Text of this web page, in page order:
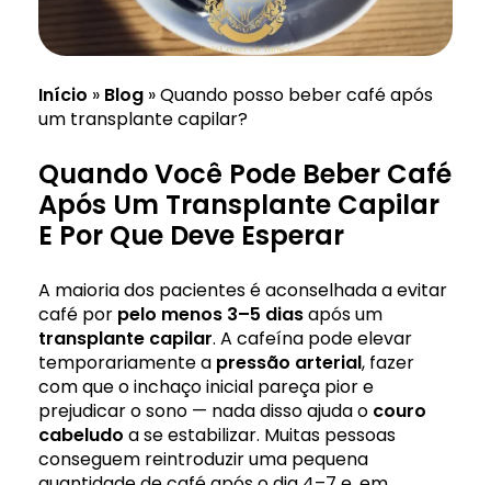
Início » Blog »Quando posso beber café após
um transplante capilar?
Quando Você Pode Beber Café
Após Um Transplante Capilar
E Por Que Deve Esperar
A maioria dos pacientes é aconselhada a evitar
café por pelo menos 3–5 diasapós um
transplante capilar. A cafeína pode elevar
temporariamente a pressão arterial, fazer
com que o inchaço inicial pareça pior e
prejudicar o sono — nada disso ajuda o couro
cabeludo a se estabilizar. Muitas pessoas
conseguem reintroduzir uma pequena